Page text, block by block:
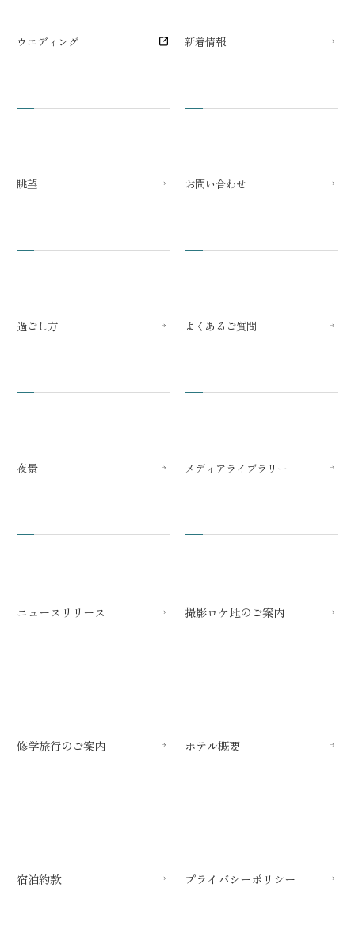
ウエディング
眺望
過ごし方
夜景
新着情報
お問い合わせ
よくあるご質問
メディアライブラリー
ニュースリリース 撮影ロケ地のご案内
修学旅行のご案内 ホテル概要
宿泊約款 プライバシーポリシー